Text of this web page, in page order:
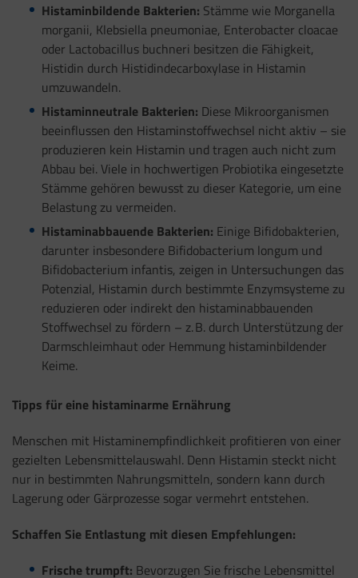
Histaminbildende Bakterien: Stämme wie Morganella
morganii, Klebsiella pneumoniae, Enterobacter cloacae
oder Lactobacillus buchneri besitzen die Fähigkeit,
Histidin durch Histidindecarboxylase in Histamin
umzuwandeln.
Histaminneutrale Bakterien: Diese Mikroorganismen
beeinflussen den Histaminstoffwechsel nicht aktiv – sie
produzieren kein Histamin und tragen auch nicht zum
Abbau bei. Viele in hochwertigen Probiotika eingesetzte
Stämme gehören bewusst zu dieser Kategorie, um eine
Belastung zu vermeiden.
Histaminabbauende Bakterien: Einige Bifidobakterien,
darunter insbesondere Bifidobacterium longum und
Bifidobacterium infantis, zeigen in Untersuchungen das
Potenzial, Histamin durch bestimmte Enzymsysteme zu
reduzieren oder indirekt den histaminabbauenden
Stoffwechsel zu fördern – z. B. durch Unterstützung der
Darmschleimhaut oder Hemmung histaminbildender
Keime.
Tipps für eine histaminarme Ernährung
Menschen mit Histaminempfindlichkeit profitieren von einer
gezielten Lebensmittelauswahl. Denn Histamin steckt nicht
nur in bestimmten Nahrungsmitteln, sondern kann durch
Lagerung oder Gärprozesse sogar vermehrt entstehen.
Schaffen Sie Entlastung mit diesen Empfehlungen:
Frische trumpft: Bevorzugen Sie frische Lebensmittel